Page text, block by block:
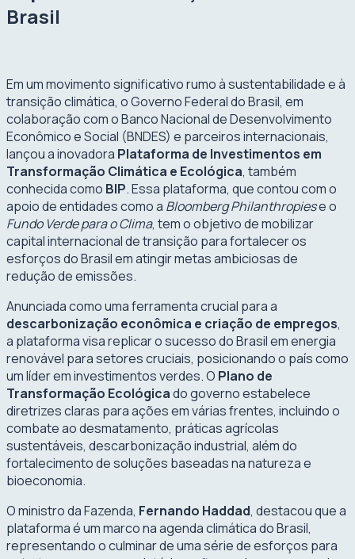
Brasil
Em um movimento significativo rumo à sustentabilidade e à
transição climática, o Governo Federal do Brasil, em
colaboração com o Banco Nacional de Desenvolvimento
Econômico e Social (BNDES) e parceiros internacionais,
lançou a inovadora Plataforma de Investimentos em
Transformação Climática e Ecológica, também
conhecida como BIP. Essa plataforma, que contou com o
apoio de entidades como a Bloomberg Philanthropiese o
Fundo Verde para o Clima, tem o objetivo de mobilizar
capital internacional de transição para fortalecer os
esforços do Brasil em atingir metas ambiciosas de
redução de emissões.
Anunciada como uma ferramenta crucial para a
descarbonização econômica e criação de empregos,
a plataforma visa replicar o sucesso do Brasil em energia
renovável para setores cruciais, posicionando o país como
um líder em investimentos verdes. O Plano de
Transformação Ecológicado governo estabelece
diretrizes claras para ações em várias frentes, incluindo o
combate ao desmatamento, práticas agrícolas
sustentáveis, descarbonização industrial, além do
fortalecimento de soluções baseadas na natureza e
bioeconomia.
O ministro da Fazenda, Fernando Haddad, destacou que a
plataforma é um marco na agenda climática do Brasil,
representando o culminar de uma série de esforços para